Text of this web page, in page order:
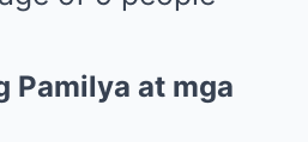
Pamilya at mga